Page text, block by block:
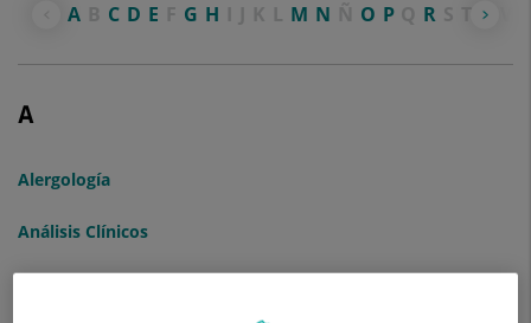
A C D E G H M N O P R T U
A
Alergología
Análisis Clínicos